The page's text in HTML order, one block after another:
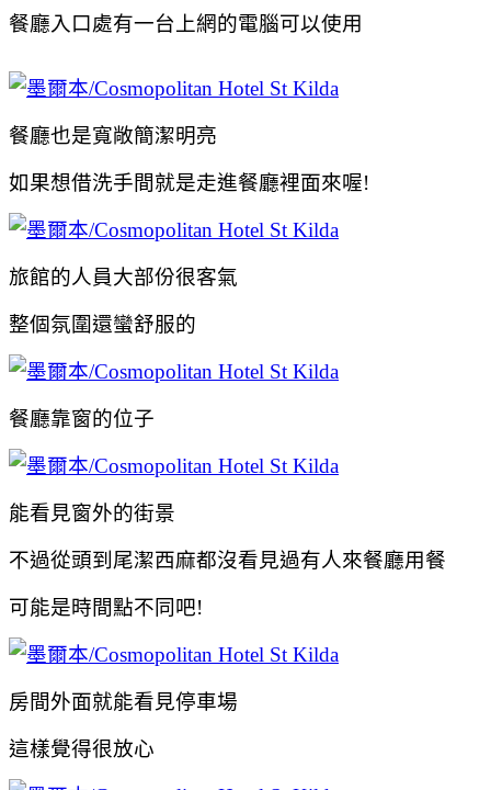
餐廳入口處有一台上網的電腦可以使用
餐廳也是寬敞簡潔明亮
如果想借洗手間就是走進餐廳裡面來喔!
旅館的人員大部份很客氣
整個氛圍還蠻舒服的
餐廳靠窗的位子
能看見窗外的街景
不過從頭到尾潔西麻都沒看見過有人來餐廳用餐
可能是時間點不同吧!
房間外面就能看見停車場
這樣覺得很放心